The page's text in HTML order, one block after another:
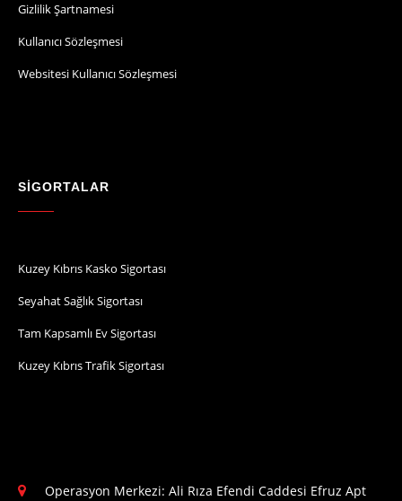
Gizlilik Şartnamesi
Kullanıcı Sözleşmesi
Websitesi Kullanıcı Sözleşmesi
SİGORTALAR
Kuzey Kıbrıs Kasko Sigortası
Seyahat Sağlık Sigortası
Tam Kapsamlı Ev Sigortası
Kuzey Kıbrıs Trafik Sigortası
Operasyon Merkezi: Ali Rıza Efendi Caddesi Efruz Apt